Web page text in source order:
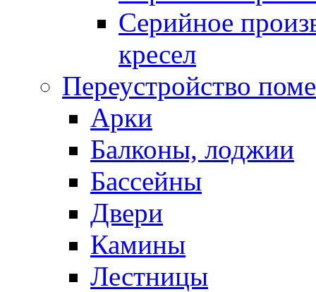
Серийное
кресел
Переустройство
Арки
Балконы, лоджии
Бассейны
Двери
Камины
Лестницы